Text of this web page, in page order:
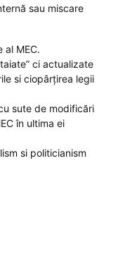
sau miscare
al MEC.
ci actualizate
si ciopârțirea legii
sute de modificări
în ultima ei
si politicianism